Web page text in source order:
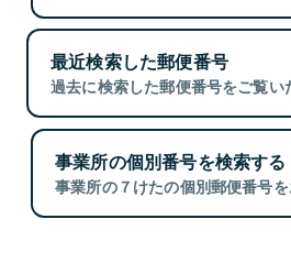
最近検索した郵便番号
過去に検索した郵便番号をご覧い
事業所の個別番号を検索する
事業所の７けたの個別郵便番号を